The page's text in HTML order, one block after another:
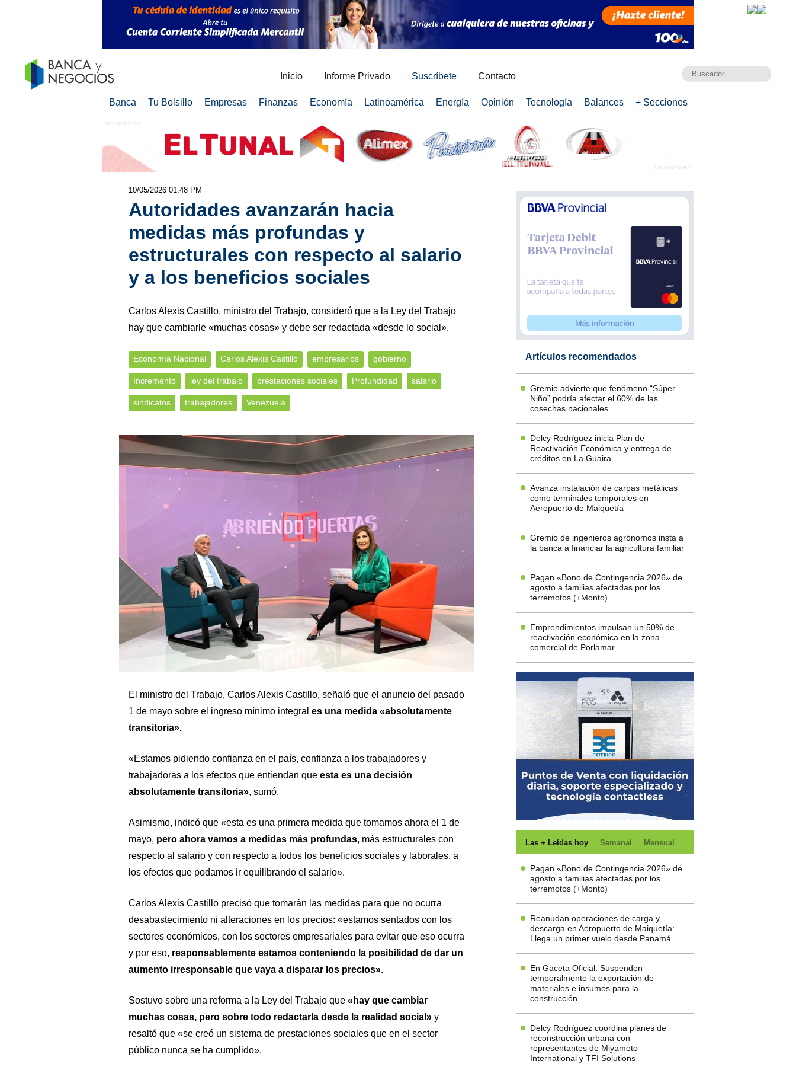
Inicio Informe Privado Suscríbete Contacto
Banca Tu Bolsillo Empresas Finanzas Economía Latinoamérica Energía Opinión Tecnología Balances + Secciones
10/05/2026 01:48 PM
Autoridades avanzarán hacia
medidas más profundas y
estructurales con respecto al salario
y a los beneficios sociales
Carlos Alexis Castillo, ministro del Trabajo, consideró que a la Ley del Trabajo
hay que cambiarle «muchas cosas» y debe ser redactada «desde lo social».
Economía Nacional Carlos Alexis Castillo empresarios gobierno
Incremento ley del trabajo prestaciones sociales Profundidad salario
sindicatos trabajadores Venezuela
El ministro del Trabajo, Carlos Alexis Castillo, señaló que el anuncio del pasado
1 de mayo sobre el ingreso mínimo integral es una medida «absolutamente
transitoria».
«Estamos pidiendo confianza en el país, confianza a los trabajadores y
trabajadoras a los efectos que entiendan que esta es una decisión
absolutamente transitoria», sumó.
Asimismo, indicó que «esta es una primera medida que tomamos ahora el 1 de
mayo, pero ahora vamos a medidas más profundas, más estructurales con
respecto al salario y con respecto a todos los beneficios sociales y laborales, a
los efectos que podamos ir equilibrando el salario».
Carlos Alexis Castillo precisó que tomarán las medidas para que no ocurra
desabastecimiento ni alteraciones en los precios: «estamos sentados con los
sectores económicos, con los sectores empresariales para evitar que eso ocurra
y por eso, responsablemente estamos conteniendo la posibilidad de dar un
aumento irresponsable que vaya a disparar los precios».
Sostuvo sobre una reforma a la Ley del Trabajo que «hay que cambiar
muchas cosas, pero sobre todo redactarla desde la realidad social»y
resaltó que «se creó un sistema de prestaciones sociales que en el sector
público nunca se ha cumplido».
Artículos recomendados
Gremio advierte que fenómeno “Súper
Niño” podría afectar el 60% de las
cosechas nacionales
Delcy Rodríguez inicia Plan de
Reactivación Económica y entrega de
créditos en La Guaira
Avanza instalación de carpas metálicas
como terminales temporales en
Aeropuerto de Maiquetía
Gremio de ingenieros agrónomos insta a
la banca a financiar la agricultura familiar
Pagan «Bono de Contingencia 2026» de
agosto a familias afectadas por los
terremotos (+Monto)
Emprendimientos impulsan un 50% de
reactivación económica en la zona
comercial de Porlamar
Las + Leídas hoy Semanal Mensual
Pagan «Bono de Contingencia 2026» de
agosto a familias afectadas por los
terremotos (+Monto)
Reanudan operaciones de carga y
descarga en Aeropuerto de Maiquetía:
Llega un primer vuelo desde Panamá
En Gaceta Oficial: Suspenden
temporalmente la exportación de
materiales e insumos para la
construcción
Delcy Rodríguez coordina planes de
reconstrucción urbana con
representantes de Miyamoto
International y TFI Solutions